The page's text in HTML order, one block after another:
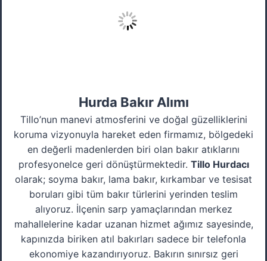
Hurda Bakır Alımı
Tillo’nun manevi atmosferini ve doğal güzelliklerini
koruma vizyonuyla hareket eden firmamız, bölgedeki
en değerli madenlerden biri olan bakır atıklarını
profesyonelce geri dönüştürmektedir. Tillo Hurdacı
olarak; soyma bakır, lama bakır, kırkambar ve tesisat
boruları gibi tüm bakır türlerini yerinden teslim
alıyoruz. İlçenin sarp yamaçlarından merkez
mahallelerine kadar uzanan hizmet ağımız sayesinde,
kapınızda biriken atıl bakırları sadece bir telefonla
ekonomiye kazandırıyoruz. Bakırın sınırsız geri